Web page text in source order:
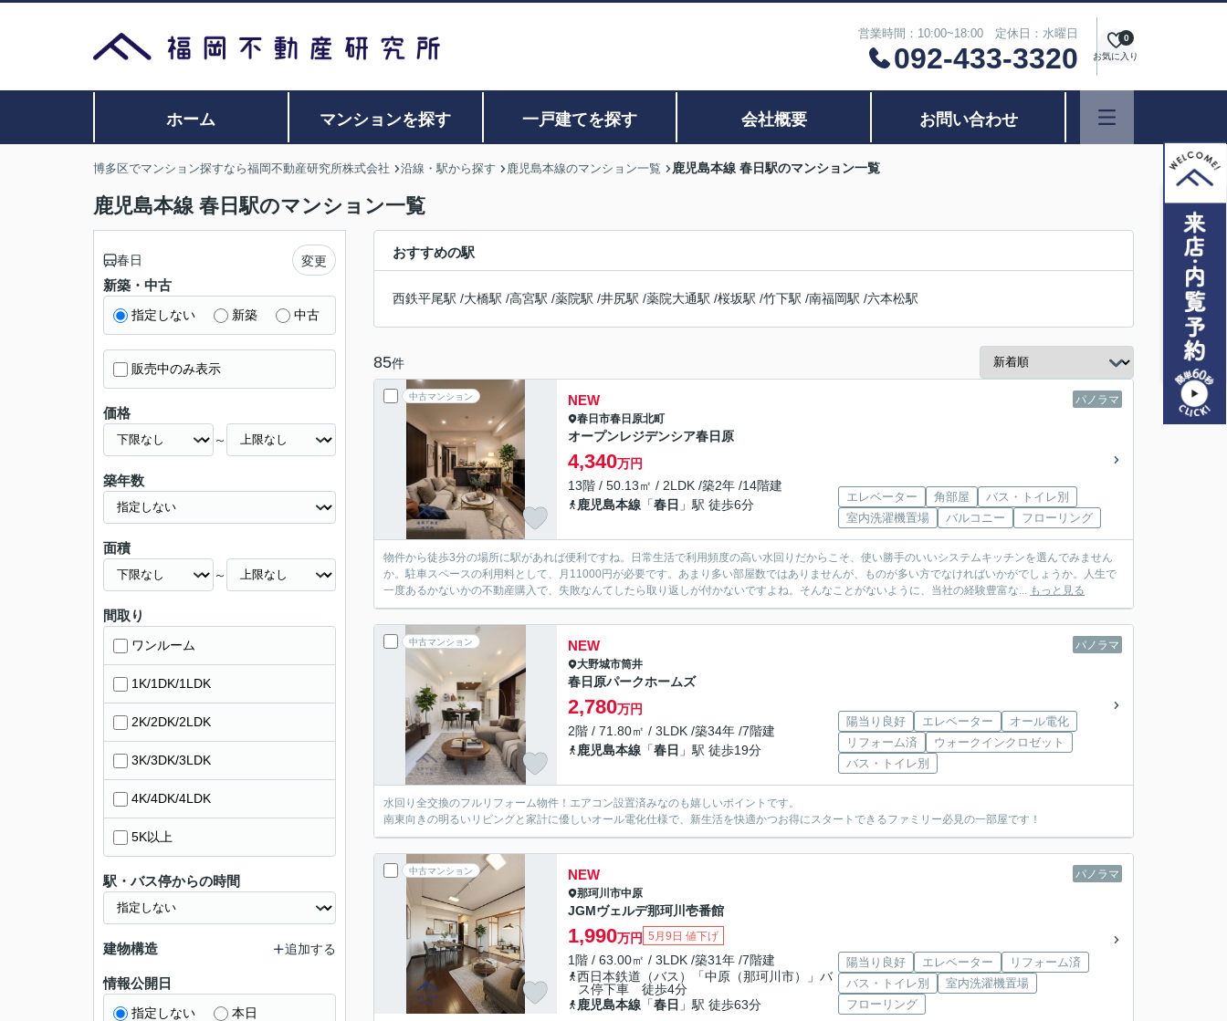
営業時間：10:00~18:00 定休日：水曜日
092-433-3320 お気に入り
0
ホーム マンションを探す 一戸建てを探す 会社概要 お問い合わせ
博多区でマンション探すなら福岡不動産研究所株式会社 沿線・駅から探す 鹿児島本線のマンション一覧 鹿児島本線 春日駅のマンション一覧
鹿児島本線 春日駅のマンション一覧
おすすめの駅
西鉄平尾駅 /大橋駅 /高宮駅 /薬院駅 /井尻駅 /薬院大通駅 /桜坂駅 /竹下駅 /南福岡駅 /六本松駅
85件
中古マンション パノラマ
NEW
春日市春日原北町
オープンレジデンシア春日原
4,340万円
13階 / 50.13㎡ / 2LDK /築2年 /14階建
鹿児島本線 「春日 」駅 徒歩6分
エレベーター 角部屋
バス・トイレ別
室内洗濯機置場
バルコニー フローリング
物件から徒歩3分の場所に駅があれば便利ですね。日常生活で利用頻度の高い水回りだからこそ、使い勝手のいいシステムキッチンを選んでみません
か。駐車スペースの利用料として、月11000円が必要です。あまり多い部屋数ではありませんが、ものが多い方でなければいかがでしょうか。人生で
一度あるかないかの不動産購入で、失敗なんてしたら取り返しが付かないですよね。そんなことがないように、当社の経験豊富な... もっと見る
中古マンション パノラマ
NEW
大野城市筒井
春日原パークホームズ
2,780万円
2階 / 71.80㎡ / 3LDK /築34年 /7階建
鹿児島本線 「春日 」駅 徒歩19分
陽当り良好 エレベーター
オール電化
リフォーム済
ウォークインクロゼット
バス・トイレ別
水回り全交換のフルリフォーム物件！エアコン設置済みなのも嬉しいポイントです。
南東向きの明るいリビングと家計に優しいオール電化仕様で、新生活を快適かつお得にスタートできるファミリー必見の一部屋です！
中古マンション パノラマ
NEW
那珂川市中原
JGMヴェルデ那珂川壱番館
1,990万円 5月9日 値下げ
1階 / 63.00㎡ / 3LDK /築31年 /7階建
西日本鉄道（バス）「中原（那珂川市）」バ
ス停下車 徒歩4分
鹿児島本線 「春日 」駅 徒歩63分
陽当り良好 エレベーター
リフォーム済
バス・トイレ別
室内洗濯機置場
フローリング
春日 変更
新築・中古
指定しない 新築 中古
販売中のみ表示
価格
～
築年数
面積
～
間取り
ワンルーム
1K/1DK/1LDK
2K/2DK/2LDK
3K/3DK/3LDK
4K/4DK/4LDK
5K以上
駅・バス停からの時間
建物構造 追加する
情報公開日
指定しない 本日